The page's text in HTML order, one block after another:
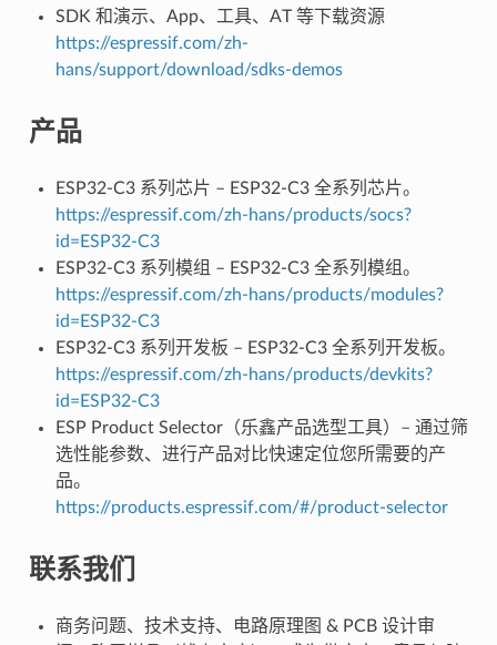
SDK 和演示、App、工具、AT 等下载资源
https://espressif.com/zh-
hans/support/download/sdks-demos
产品
ESP32-C3 系列芯片 – ESP32-C3 全系列芯片。
https://espressif.com/zh-hans/products/socs?
id=ESP32-C3
ESP32-C3 系列模组 – ESP32-C3 全系列模组。
https://espressif.com/zh-hans/products/modules?
id=ESP32-C3
ESP32-C3 系列开发板 – ESP32-C3 全系列开发板。
https://espressif.com/zh-hans/products/devkits?
id=ESP32-C3
ESP Product Selector（乐鑫产品选型工具）– 通过筛
选性能参数、进行产品对比快速定位您所需要的产
品。
https://products.espressif.com/#/product-selector
联系我们
商务问题、技术支持、电路原理图 & PCB 设计审